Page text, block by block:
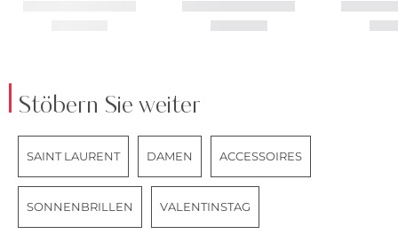
Stöbern Sie weiter
SAINT LAURENT DAMEN ACCESSOIRES
SONNENBRILLEN VALENTINSTAG